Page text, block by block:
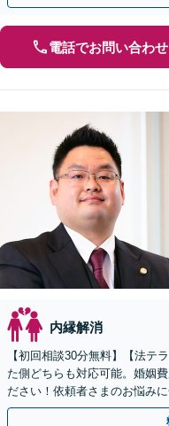
電話でお問い合わせ
内縁解消
【初回相談30分無料】【法テ
た側どちらも対応可能。婚姻
ださい！依頼者さまのお悩み
談可】【浦和駅3分】